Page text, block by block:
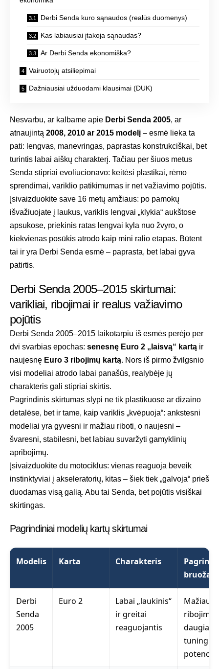
Derbi Senda kuro sąnaudos (realūs duomenys)
Kas labiausiai įtakoja sąnaudas?
Ar Derbi Senda ekonomiška?
Vairuotojų atsiliepimai
Dažniausiai užduodami klausimai (DUK)
Nesvarbu, ar kalbame apie Derbi Senda 2005, ar
atnaujintą 2008, 2010 ar 2015 modelį – esmė lieka ta
pati: lengvas, manevringas, paprastas konstrukciškai, bet
turintis labai aiškų charakterį. Tačiau per šiuos metus
Senda stipriai evoliucionavo: keitėsi plastikai, rėmo
sprendimai, variklio patikimumas ir net važiavimo pojūtis.
Įsivaizduokite save 16 metų amžiaus: po pamokų
išvažiuojate į laukus, variklis lengvai „klykia“ aukštose
apsukose, priekinis ratas lengvai kyla nuo žvyro, o
kiekvienas posūkis atrodo kaip mini ralio etapas. Būtent
tai ir yra Derbi Senda esmė – paprasta, bet labai gyva
patirtis.
Derbi Senda 2005–2015 skirtumai:
varikliai, ribojimai ir realus važiavimo
pojūtis
Derbi Senda 2005–2015 laikotarpiu iš esmės perėjo per
dvi svarbias epochas: senesnę Euro 2 „laisvą“ kartą ir
naujesnę Euro 3 ribojimų kartą. Nors iš pirmo žvilgsnio
visi modeliai atrodo labai panašūs, realybėje jų
charakteris gali stipriai skirtis.
Pagrindinis skirtumas slypi ne tik plastikuose ar dizaino
detalėse, bet ir tame, kaip variklis „kvėpuoja“: ankstesni
modeliai yra gyvesni ir mažiau riboti, o naujesni –
švaresni, stabilesni, bet labiau suvaržyti gamyklinių
apribojimų.
Įsivaizduokite du motociklus: vienas reaguoja beveik
instinktyviai į akseleratorių, kitas – šiek tiek „galvoja“ prieš
duodamas visą galią. Abu tai Senda, bet pojūtis visiškai
skirtingas.
Pagrindiniai modelių kartų skirtumai
Modelis Karta Charakteris
bruožas
Derbi
Senda
2005
Euro 2
Labai „laukinis“
ir greitai
reaguojantis
ribojimų,
tuning